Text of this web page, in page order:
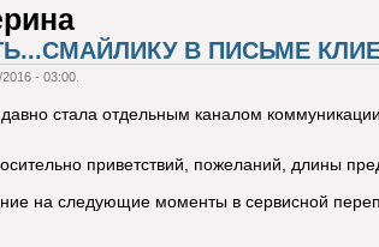
В ПИСЬМЕ
- 03:00.
стала отдельным каналом
приветствий, пожеланий, длины
на следующие моменты в сервисной